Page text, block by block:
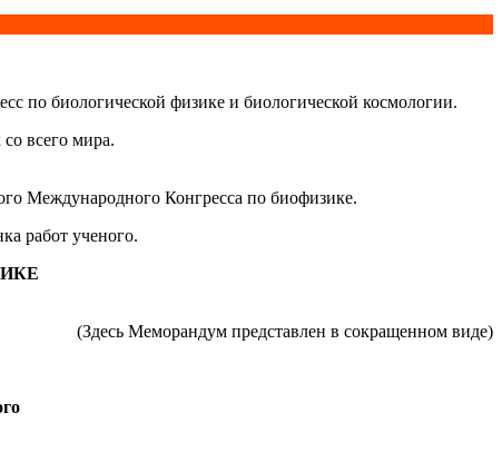
по биологической физике и биологической космологии.
всего мира.
Международного Конгресса по биофизике.
работ ученого.
(Здесь Меморандум представлен в сокращенном виде)